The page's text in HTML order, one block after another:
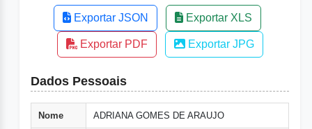
Exportar JSON Exportar XLS
Exportar PDF Exportar JPG
Dados Pessoais
Nome ADRIANA GOMES DE ARAUJO